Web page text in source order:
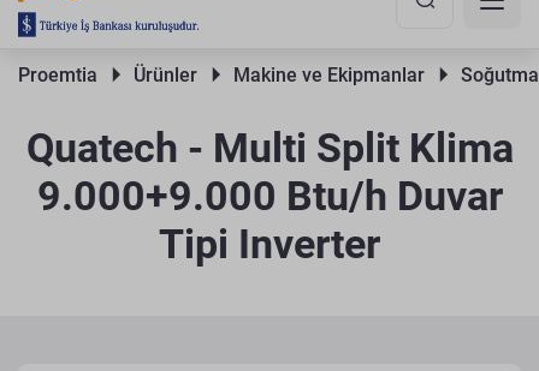
Proemtia Ürünler Makine ve Ekipmanlar
Quatech - Multi Split Klima
9.000+9.000 Btu/h Duvar
Tipi Inverter